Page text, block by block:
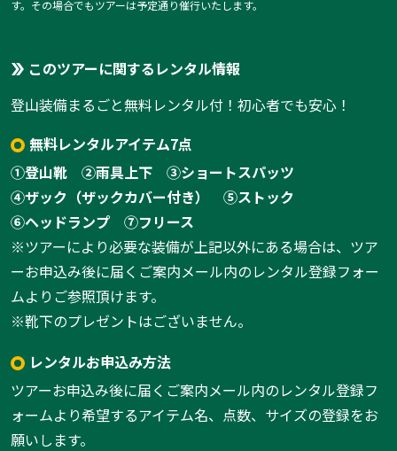
す。その場合でもツアーは予定通り催行いたします。
このツアーに関するレンタル情報
登山装備まるごと無料レンタル付！初心者でも安心！
無料レンタルアイテム7点
①登山靴
②雨具上下
③ショートスパッツ
④ザック（ザックカバー付き）
⑤ストック
⑥ヘッドランプ
⑦フリース
※ツアーにより必要な装備が上記以外にある場合は、ツア
ーお申込み後に届くご案内メール内のレンタル登録フォー
ムよりご参照頂けます。
※靴下のプレゼントはございません。
レンタルお申込み方法
ツアーお申込み後に届くご案内メール内のレンタル登録フ
ォームより希望するアイテム名、点数、サイズの登録をお
願いします。